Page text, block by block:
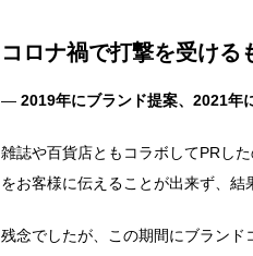
コロナ禍で打撃を受け
― 2019年にブランド提案、2021年
雑誌や百貨店ともコラボしてPRし
をお客様に伝えることが出来ず、結
残念でしたが、この期間にブラン